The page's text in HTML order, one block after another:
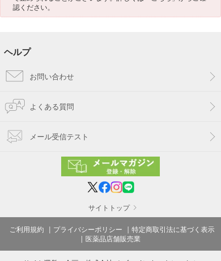
認ください。
ヘルプ
お問い合わせ
よくある質問
メール受信テスト
サイトトップ
ご利用規約 プライバシーポリシー
特定商取引法に基づく表示
医薬品店舗販売業